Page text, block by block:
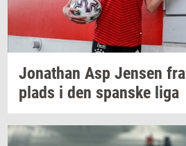
Jo­nat­han Asp Jen­sen fra
plads i den span­ske liga